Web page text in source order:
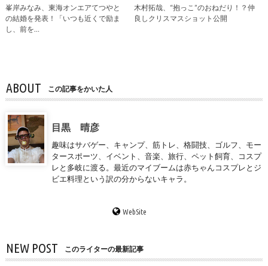
峯岸みなみ、東海オンエアてつやと
の結婚を発表！「いつも近くで励ま
し、前を…
木村拓哉、“抱っこ”のおねだり！？仲
良しクリスマスショット公開
ABOUT この記事をかいた人
目黒 晴彦
趣味はサバゲー、キャンプ、筋トレ、格闘技、ゴルフ、モー
タースポーツ、イベント、音楽、旅行、ペット飼育、コスプ
レと多岐に渡る。最近のマイブームは赤ちゃんコスプレとジ
ビエ料理という訳の分からないキャラ。
WebSite
NEW POST このライターの最新記事